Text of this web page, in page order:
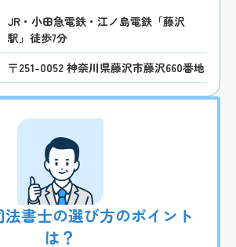
JR・小田急電鉄・江ノ島電鉄「藤沢
駅」徒歩7分
〒251-0052 神奈川県藤沢市藤沢660番地
書士の選び方のポイント
は？